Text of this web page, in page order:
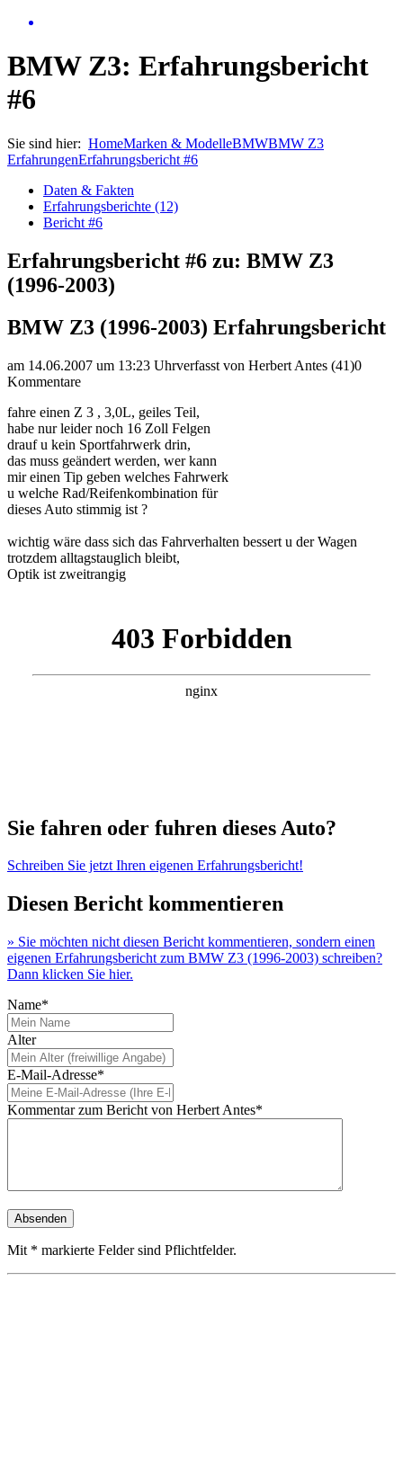
BMW Z3: Erfahrungsbericht
#6
Sie sind hier: HomeMarken & ModelleBMWBMW Z3
ErfahrungenErfahrungsbericht #6
Daten & Fakten
Erfahrungsberichte (12)
Bericht #6
Erfahrungsbericht #6 zu: BMW Z3
(1996-2003)
BMW Z3 (1996-2003) Erfahrungsbericht
am 14.06.2007 um 13:23 Uhrverfasst von Herbert Antes (41)0
Kommentare
fahre einen Z 3 , 3,0L, geiles Teil,
habe nur leider noch 16 Zoll Felgen
drauf u kein Sportfahrwerk drin,
das muss geändert werden, wer kann
mir einen Tip geben welches Fahrwerk
u welche Rad/Reifenkombination für
dieses Auto stimmig ist ?
wichtig wäre dass sich das Fahrverhalten bessert u der Wagen
trotzdem alltagstauglich bleibt,
Optik ist zweitrangig
Sie fahren oder fuhren dieses Auto?
Schreiben Sie jetzt Ihren eigenen Erfahrungsbericht!
Diesen Bericht kommentieren
» Sie möchten nicht diesen Bericht kommentieren, sondern einen
eigenen Erfahrungsbericht zum BMW Z3 (1996-2003) schreiben?
Dann klicken Sie hier.
Name*
Alter
E-Mail-Adresse*
Kommentar zum Bericht von Herbert Antes*
Mit * markierte Felder sind Pflichtfelder.